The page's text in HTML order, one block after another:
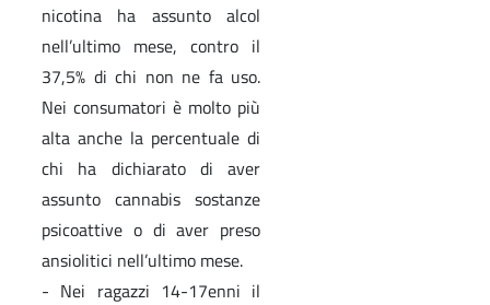
nicotina ha assunto alcol
nell’ultimo mese, contro il
37,5% di chi non ne fa uso.
Nei consumatori è molto più
alta anche la percentuale di
chi ha dichiarato di aver
assunto cannabis sostanze
psicoattive o di aver preso
ansiolitici nell’ultimo mese.
- Nei ragazzi 14-17enni il